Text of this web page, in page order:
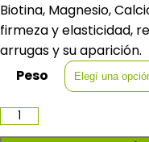
Biotina, Magnesio,
firmeza y elasticidad,
arrugas y su aparición.
Peso